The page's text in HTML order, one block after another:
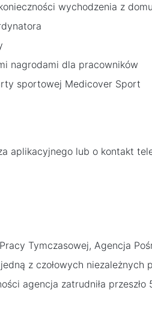
wychodzenia z domu
nagrodami dla pracowników
sportowej Medicover Sport
aplikacyjnego lub o kontakt
Tymczasowej, Agencja
z czołowych niezależnych
agencja zatrudniła